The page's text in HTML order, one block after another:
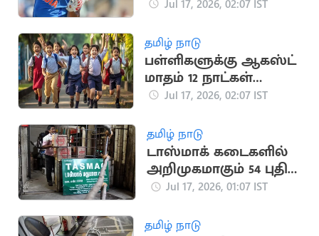
Jul 17, 2026, 02:07 IST
தமிழ் நாடு
பள்ளிகளுக்கு ஆகஸ்ட்
மாதம் 12 நாட்கள்
விடுமுறை
Jul 17, 2026, 02:07 IST
தமிழ் நாடு
டாஸ்மாக் கடைகளில்
அறிமுகமாகும் 54 புதிய
பிராண்ட் மது வகைகள்
Jul 17, 2026, 01:07 IST
தமிழ் நாடு